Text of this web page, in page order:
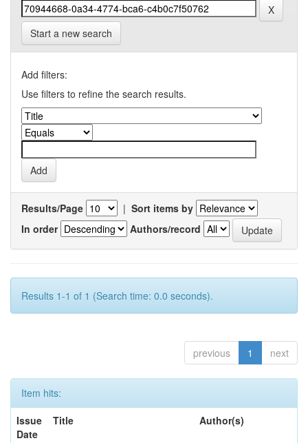
Start a new search
Add filters:
Use filters to refine the search results.
Results/Page | Sort items by
In order
Authors/record
Results 1-1 of 1 (Search time: 0.0 seconds).
previous 1 next
Item hits:
Issue
Date
Title Author(s)